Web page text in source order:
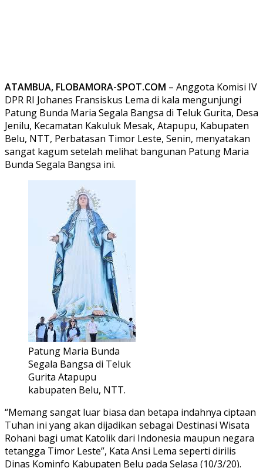
ATAMBUA, FLOBAMORA-SPOT.COM – Anggota Komisi IV
DPR RI Johanes Fransiskus Lema di kala mengunjungi
Patung Bunda Maria Segala Bangsa di Teluk Gurita, Desa
Jenilu, Kecamatan Kakuluk Mesak, Atapupu, Kabupaten
Belu, NTT, Perbatasan Timor Leste, Senin, menyatakan
sangat kagum setelah melihat bangunan Patung Maria
Bunda Segala Bangsa ini.
Patung Maria Bunda
Segala Bangsa di Teluk
Gurita Atapupu
kabupaten Belu, NTT.
“Memang sangat luar biasa dan betapa indahnya ciptaan
Tuhan ini yang akan dijadikan sebagai Destinasi Wisata
Rohani bagi umat Katolik dari Indonesia maupun negara
tetangga Timor Leste”, Kata Ansi Lema seperti dirilis
Dinas Kominfo Kabupaten Belu pada Selasa (10/3/20).